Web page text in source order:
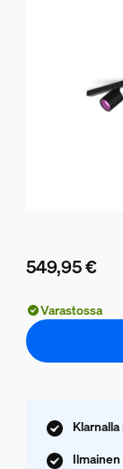
549,95 €
Varastossa